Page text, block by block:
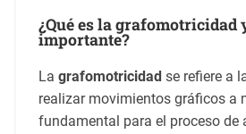
¿Qué es la grafomotricidad
importante?
La grafomotricidad se refiere a
realizar movimientos gráficos a
fundamental para el proceso de